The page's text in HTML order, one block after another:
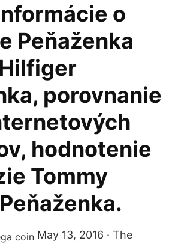
o
Peňaženka
porovnanie
hodnotenie
Tommy
May 13, 2016 · The